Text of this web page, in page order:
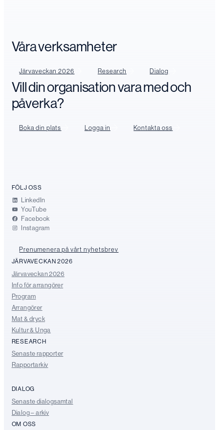
Våra verksamheter
Järvaveckan 2026 Research Dialog
Vill din organisation vara med och
påverka?
Boka din plats Logga in Kontakta oss
FÖLJ OSS
LinkedIn
YouTube
Facebook
Instagram
Prenumenera på vårt nyhetsbrev
JÄRVAVECKAN 2026
Järvaveckan 2026
Info för arrangörer
Program
Arrangörer
Mat & dryck
Kultur & Unga
RESEARCH
Senaste rapporter
Rapportarkiv
DIALOG
Senaste dialogsamtal
Dialog – arkiv
OM OSS